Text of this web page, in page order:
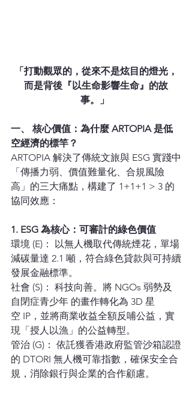
「打動觀眾的，從來不是炫目的燈光，
而是背後『以生命影響生命』的故
事。」
一、 核心價值：為什麼 ARTOPIA 是低
空經濟的標竿？
ARTOPIA 解決了傳統文旅與 ESG 實踐中
「傳播力弱、價值難量化、合規風險
高」的三大痛點，構建了 1+1+1 > 3 的
協同效應：
1. ESG 為核心：可審計的綠色價值
環境 (E)： 以無人機取代傳統煙花，單場
減碳量達 2.1 噸，符合綠色貸款與可持續
發展金融標準。
社會 (S)： 科技向善。將 NGOs 弱勢及
自閉症青少年 的畫作轉化為 3D 星
空 IP，並將商業收益全額反哺公益，實
現「授人以漁」的公益轉型。
管治 (G)： 依託獲香港政府監管沙箱認證
的 DTORI 無人機可靠指數，確保安全合
規，消除銀行與企業的合作顧慮。